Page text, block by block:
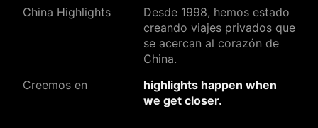
China Highlights
Desde 1998, hemos estado
creando viajes privados que
se acercan al corazón de
China.
Creemos en
highlights happen when
we get closer.